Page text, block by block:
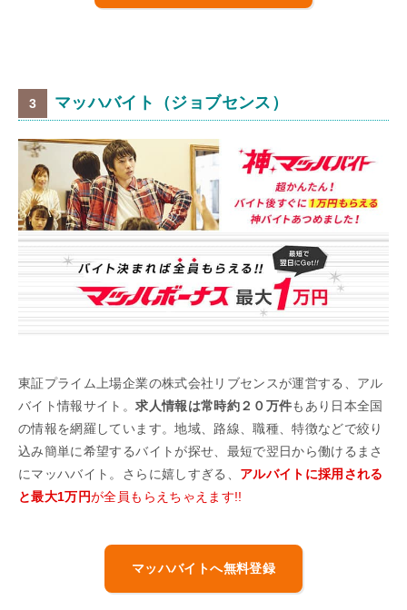
マッハバイト（ジョブセンス）
東証プライム上場企業の株式会社リブセンスが運営する、アル
バイト情報サイト。求人情報は常時約２０万件もあり日本全国
の情報を網羅しています。地域、路線、職種、特徴などで絞り
込み簡単に希望するバイトが探せ、最短で翌日から働けるまさ
にマッハバイト。さらに嬉しすぎる、 アルバイトに採用される
と最大1万円が全員もらえちゃえます!!
マッハバイトへ無料登録